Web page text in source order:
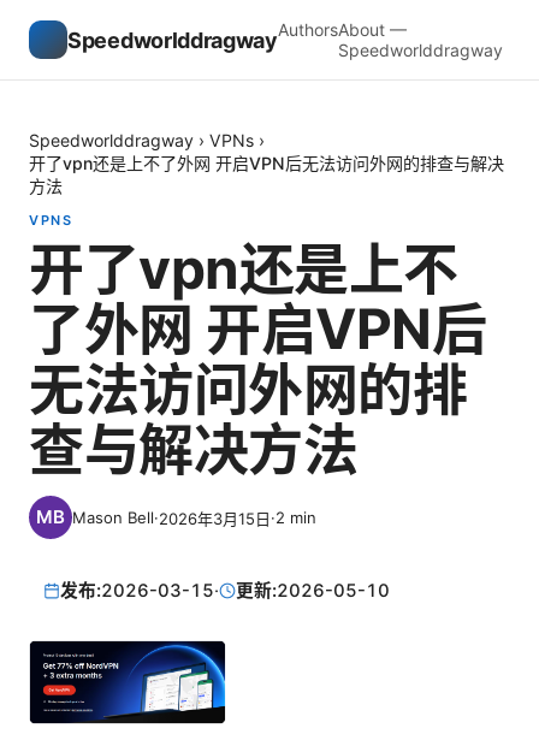
SpeedworlddragwayAuthorsAbout —
Speedworlddragway
Speedworlddragway › VPNs ›
开了vpn还是上不了外网 开启VPN后无法访问外网的排查与解决
方法
VPNS
开了vpn还是上不
了外网 开启VPN后
无法访问外网的排
查与解决方法
Mason Bell·2026年3月15日·2 min
发布:2026-03-15· 更新:2026-05-10